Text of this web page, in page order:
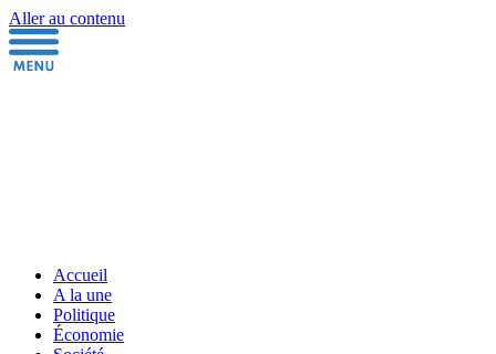
Aller au contenu
Accueil
A la une
Politique
Économie